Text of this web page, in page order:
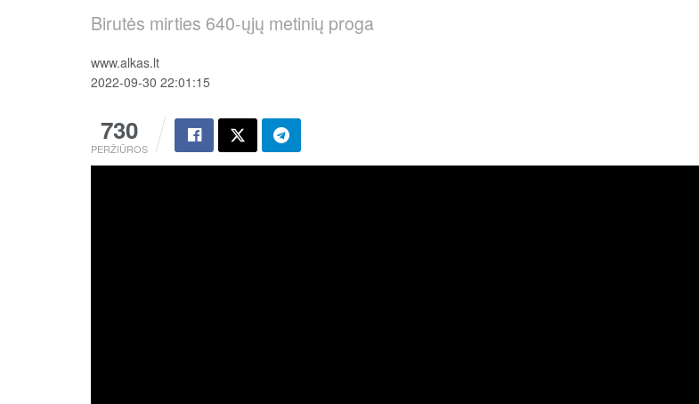
Birutės mirties 640-ųjų metinių proga
www.alkas.lt
2022-09-30 22:01:15
730
PERŽIŪROS